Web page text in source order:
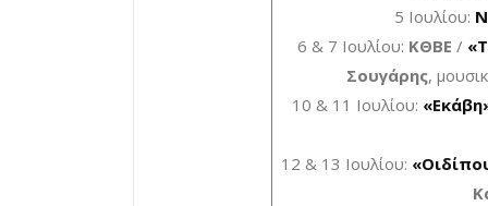
5 Ιουλίου:
6 & 7 Ιουλίου: ΚΘΒΕ /
Σουγάρης,
10 & 11 Ιουλίου:
12 & 13 Ιουλίου: